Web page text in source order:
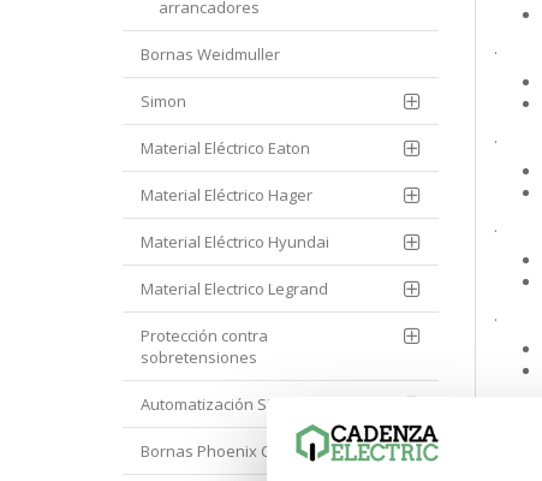
.
.
.
.
arrancadores
Bornas Weidmuller
Simon
Material Eléctrico Eaton
Material Eléctrico Hager
Material Eléctrico Hyundai
Material Electrico Legrand
Protección contra
sobretensiones
Automatización Siemens
Bornas Phoenix Contact